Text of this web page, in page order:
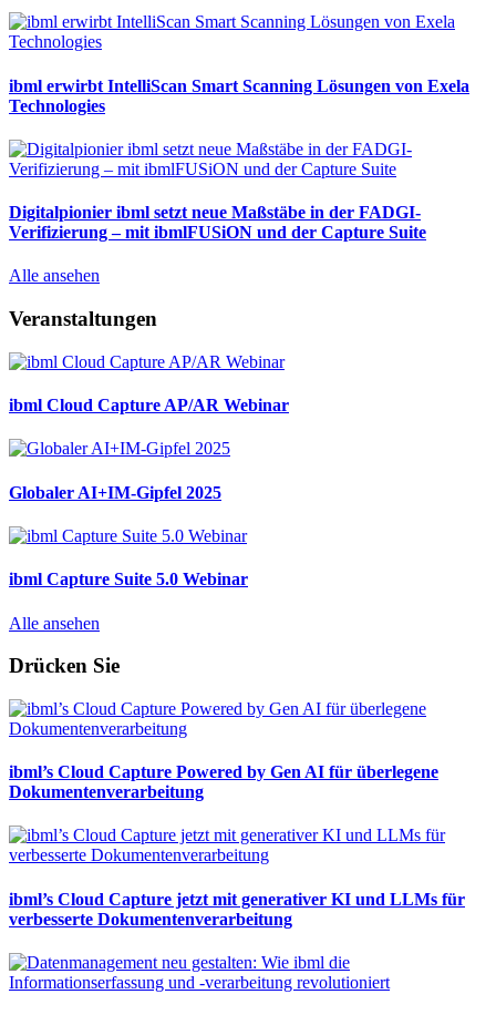
ibml erwirbt IntelliScan Smart Scanning Lösungen von Exela
Technologies
Digitalpionier ibml setzt neue Maßstäbe in der FADGI-
Verifizierung – mit ibmlFUSiON und der Capture Suite
Alle ansehen
Veranstaltungen
ibml Cloud Capture AP/AR Webinar
Globaler AI+IM-Gipfel 2025
ibml Capture Suite 5.0 Webinar
Alle ansehen
Drücken Sie
ibml’s Cloud Capture Powered by Gen AI für überlegene
Dokumentenverarbeitung
ibml’s Cloud Capture jetzt mit generativer KI und LLMs für
verbesserte Dokumentenverarbeitung